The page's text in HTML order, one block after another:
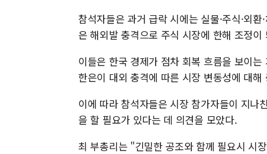
참석자들은 과거 급락 시에는 실물·주식·외
은 해외발 충격으로 주식 시장에 한해 조정
이들은 한국 경제가 점차 회복 흐름을 보이
한은이 대외 충격에 따른 시장 변동성에 대
이에 따라 참석자들은 시장 참가자들이 지나
을 할 필요가 있다는 데 의견을 모았다.
최 부총리는 "긴밀한 공조와 함께 필요시 시